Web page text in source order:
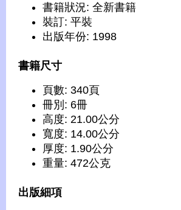
書籍狀況: 全新書籍
裝訂: 平裝
出版年份: 1998
書籍尺寸
頁數: 340頁
冊別: 6冊
高度: 21.00公分
寬度: 14.00公分
厚度: 1.90公分
重量: 472公克
出版細項